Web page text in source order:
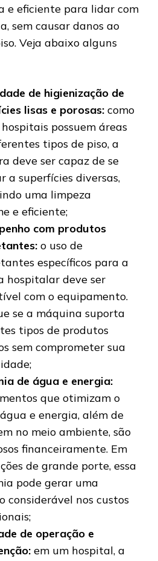
e eficiente para lidar com
sem causar danos ao
Veja abaixo alguns
de higienização de
lisas e porosas: como
possuem áreas
tipos de piso, a
deve ser capaz de se
a superfícies diversas,
uma limpeza
e eficiente;
com produtos
o uso de
específicos para a
hospitalar deve ser
com o equipamento.
se a máquina suporta
tipos de produtos
sem comprometer sua
de água e energia:
que otimizam o
e energia, além de
no meio ambiente, são
financeiramente. Em
de grande porte, essa
pode gerar uma
considerável nos custos
de operação e
em um hospital, a